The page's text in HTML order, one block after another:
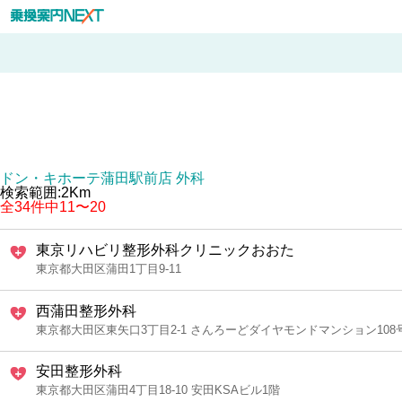
ドン・キホーテ蒲田駅前店 外科
検索範囲:2Km
全34件中11〜20
東京リハビリ整形外科クリニックおおた
東京都大田区蒲田1丁目9-11
西蒲田整形外科
東京都大田区東矢口3丁目2-1 さんろーどダイヤモンドマンション108
安田整形外科
東京都大田区蒲田4丁目18-10 安田KSAビル1階